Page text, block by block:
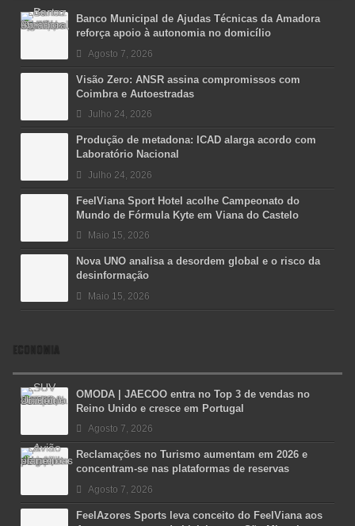
Banco Municipal de Ajudas Técnicas da Amadora
reforça apoio à autonomia no domicílio
Agosto 7, 2026
Visão Zero: ANSR assina compromissos com
Coimbra e Autoestradas
Julho 24, 2026
Produção de metadona: ICAD alarga acordo com
Laboratório Nacional
Julho 24, 2026
FeelViana Sport Hotel acolhe Campeonato do
Mundo de Fórmula Kyte em Viana do Castelo
Maio 15, 2026
Nova UNO analisa a desordem global e o risco da
desinformação
Maio 15, 2026
ECONOMIA
OMODA | JAECOO entra no Top 3 de vendas no
Reino Unido e cresce em Portugal
Agosto 7, 2026
Reclamações no Turismo aumentam em 2026 e
concentram-se nas plataformas de reservas
Agosto 7, 2026
FeelAzores Sports leva conceito do FeelViana aos